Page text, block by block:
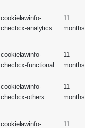
cookielawinfo-
checbox-analytics
11
months
cookielawinfo-
checbox-functional
11
months
cookielawinfo-
checbox-others
11
months
cookielawinfo-
11